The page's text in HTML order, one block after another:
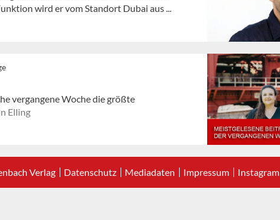
wird er vom Standort Dubai aus ...
vergangene Woche die größte
Elling
Verlag Datenschutz Mediadaten Impressum Instagram